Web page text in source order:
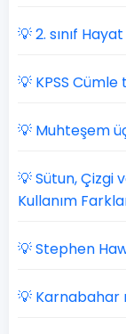
💡 2. sınıf
💡 KPSS Cümle
💡 Muhteşem
💡 Sütun, Çizgi
Kullanım
💡 Stephen
💡 Karnabahar